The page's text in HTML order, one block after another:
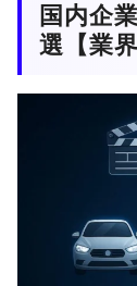
国内企
選【業界